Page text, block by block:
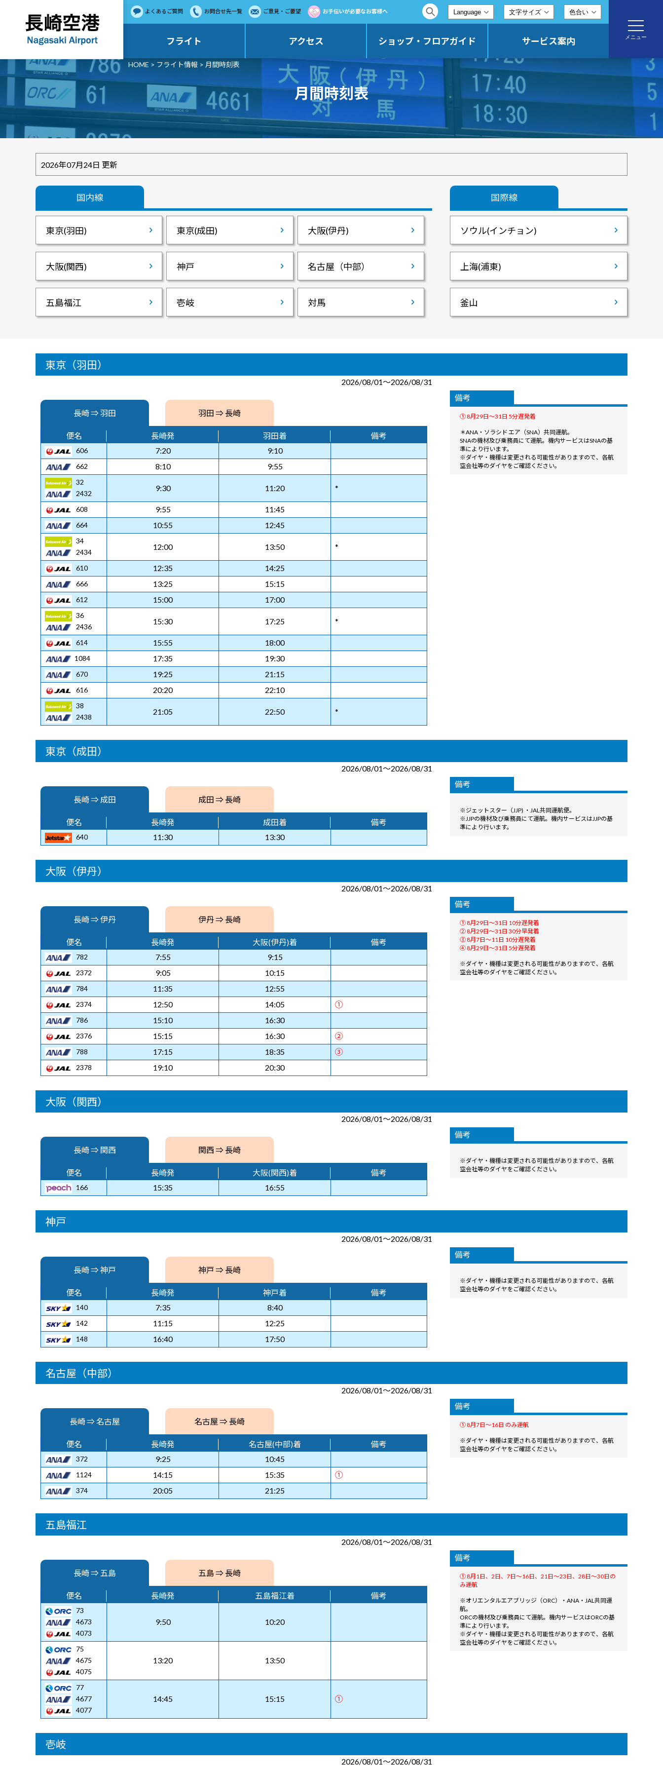
よくあるご質問 お問合せ先一覧 ご意見・ご要望 お手伝いが必要なお客様へ 文字サイズ 色合い
フライト アクセス ショップ・フロアガイド サービス案内
toggle
メニュー
月間時刻表
HOME > フライト情報 > 月間時刻表
2026年07月24日 更新
国内線
東京(羽田) 東京(成田) 大阪(伊丹)
大阪(関西) 神戸 名古屋（中部）
五島福江 壱岐 対馬
国際線
ソウル(インチョン)
上海(浦東)
釜山
東京（羽田）
2026/08/01～2026/08/31
長崎 ⇒ 羽田 羽田 ⇒ 長崎
便名 長崎発 羽田着 備考
606 7:20 9:10
662 8:10 9:55
32
2432
9:30 11:20 *
608 9:55 11:45
664 10:55 12:45
34
2434
12:00 13:50 *
610 12:35 14:25
666 13:25 15:15
612 15:00 17:00
36
2436
15:30 17:25 *
614 15:55 18:00
1084 17:35 19:30
670 19:25 21:15
616 20:20 22:10
38
2438
21:05 22:50 *
備考
① 8月29日〜31日 5分遅発着
＊ANA・ソラシド エア（SNA）共同運航。
SNAの機材及び乗務員にて運航。機内サービスはSNAの基
準により行います。
※ダイヤ・機種は変更される可能性がありますので、各航
空会社等のダイヤをご確認ください。
東京（成田）
2026/08/01～2026/08/31
長崎 ⇒ 成田 成田 ⇒ 長崎
便名 長崎発 成田着 備考
640 11:30 13:30
備考
※ジェットスター（JJP) ・JAL共同運航便。
※JJPの機材及び乗務員にて運航。機内サービスはJJPの基
準により行います。
大阪（伊丹）
2026/08/01～2026/08/31
長崎 ⇒ 伊丹 伊丹 ⇒ 長崎
便名 長崎発 大阪(伊丹)着 備考
782 7:55 9:15
2372 9:05 10:15
784 11:35 12:55
2374 12:50 14:05 ①
786 15:10 16:30
2376 15:15 16:30 ②
788 17:15 18:35 ③
2378 19:10 20:30
備考
① 8月29日〜31日 10分遅発着
② 8月29日〜31日 30分早発着
③ 8月7日〜11日 10分遅発着
④ 8月29日〜31日 5分遅発着
※ダイヤ・機種は変更される可能性がありますので、各航
空会社等のダイヤをご確認ください。
大阪（関西）
2026/08/01～2026/08/31
長崎 ⇒ 関西 関西 ⇒ 長崎
便名 長崎発 大阪(関西)着 備考
166 15:35 16:55
備考
※ダイヤ・機種は変更される可能性がありますので、各航
空会社等のダイヤをご確認ください。
神戸
2026/08/01～2026/08/31
長崎 ⇒ 神戸 神戸 ⇒ 長崎
便名 長崎発 神戸着 備考
140 7:35 8:40
142 11:15 12:25
148 16:40 17:50
備考
※ダイヤ・機種は変更される可能性がありますので、各航
空会社等のダイヤをご確認ください。
名古屋（中部）
2026/08/01～2026/08/31
長崎 ⇒ 名古屋 名古屋 ⇒ 長崎
便名 長崎発 名古屋(中部)着 備考
372 9:25 10:45
1124 14:15 15:35 ①
374 20:05 21:25
備考
① 8月7日〜16日 のみ運航
※ダイヤ・機種は変更される可能性がありますので、各航
空会社等のダイヤをご確認ください。
五島福江
2026/08/01～2026/08/31
長崎 ⇒ 五島 五島 ⇒ 長崎
便名 長崎発 五島福江着 備考
73
4673
4073
9:50 10:20
75
4675
4075
13:20 13:50
77
4677
4077
14:45 15:15 ①
備考
① 8月1日、2日、7日〜16日、21日〜23日、28日〜30日の
み運航
※オリエンタルエアブリッジ（ORC）・ANA・JAL共同運
航。
ORCの機材及び乗務員にて運航。機内サービスはORCの基
準により行います。
※ダイヤ・機種は変更される可能性がありますので、各航
空会社等のダイヤをご確認ください。
壱岐
2026/08/01～2026/08/31